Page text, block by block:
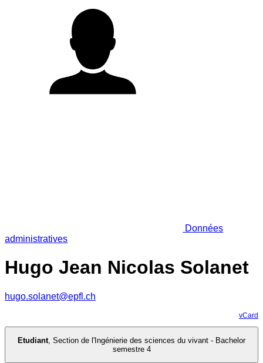
Données
administratives
Hugo Jean Nicolas Solanet
hugo.solanet@epfl.ch
vCard
Etudiant, Section de l'Ingénierie des sciences du vivant - Bachelor
semestre 4